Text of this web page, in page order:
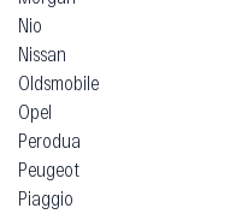
Nio
Nissan
Oldsmobile
Opel
Perodua
Peugeot
Piaggio